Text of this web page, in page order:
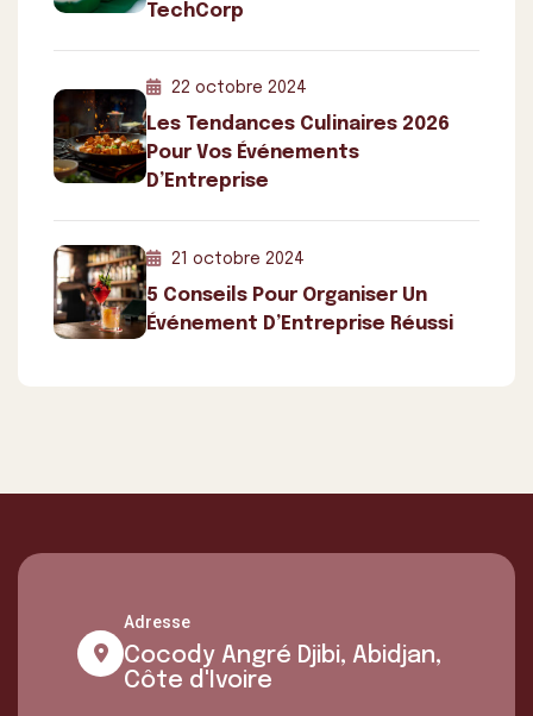
TechCorp
22 octobre 2024
Les Tendances Culinaires 2026
Pour Vos Événements
D’Entreprise
21 octobre 2024
5 Conseils Pour Organiser Un
Événement D’Entreprise Réussi
Adresse
Cocody Angré Djibi, Abidjan,
Côte d'Ivoire